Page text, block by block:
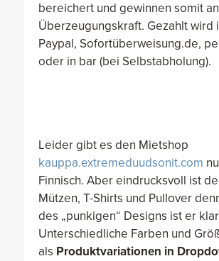
bereichert und gewinnen somit an
Überzeugungskraft. Gezahlt wird
Paypal, Sofortüberweisung.de,
oder in bar (bei Selbstabholung).
Leider gibt es den Mietshop
kauppa.extremeduudsonit.com
Finnisch. Aber eindrucksvoll ist
Mützen, T-Shirts und Pullover
des „punkigen“ Designs ist er
Unterschiedliche Farben und
als Produktvariationen in